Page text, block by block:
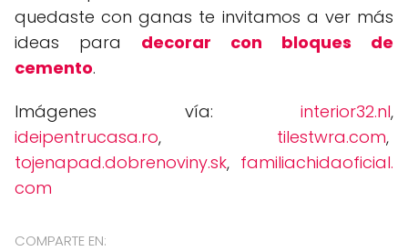
quedaste con ganas te invitamos a ver más
ideas para decorar con bloques de
cemento.
Imágenes vía: interior32.nl,
ideipentrucasa.ro, tilestwra.com,
tojenapad.dobrenoviny.sk, familiachidaoficial.
com
COMPARTE EN: